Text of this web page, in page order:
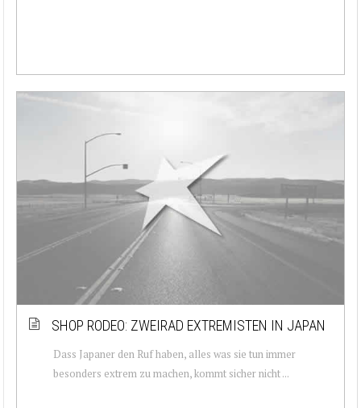
SHOP RODEO: ZWEIRAD EXTREMISTEN IN JAPAN
Dass Japaner den Ruf haben, alles was sie tun immer
besonders extrem zu machen, kommt sicher nicht ...